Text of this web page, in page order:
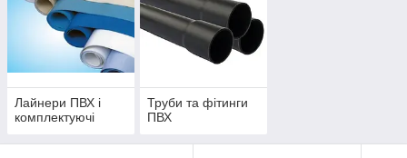
Лайнери ПВХ і
комплектуючі
Труби та фітинги
ПВХ